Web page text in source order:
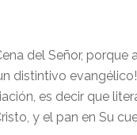
del Señor, porque
distintivo
es decir que
y el pan en Su